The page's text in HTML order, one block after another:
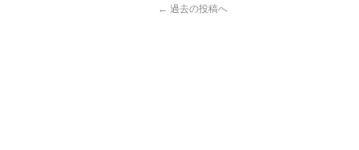
← 過去の投稿へ